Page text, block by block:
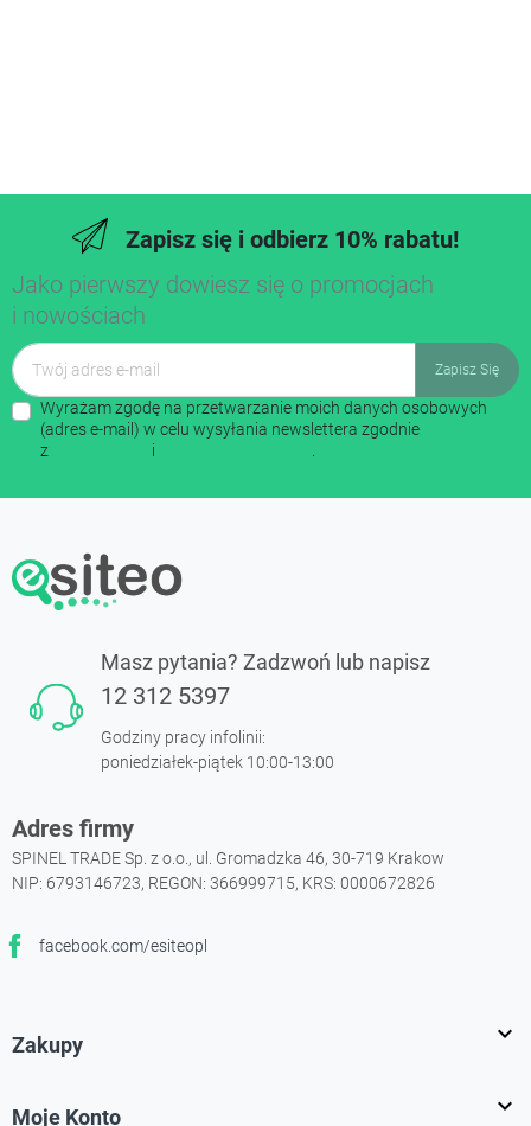
Zapisz się i odbierz 10% rabatu!
Jako pierwszy dowiesz się o promocjach
i nowościach
Wyrażam zgodę na przetwarzanie moich danych osobowych
(adres e-mail) w celu wysyłania newslettera zgodnie
z
i
Masz pytania? Zadzwoń lub napisz
12 312 5397
Godziny pracy infolinii:
poniedziałek-piątek 10:00-13:00
Adres firmy
SPINEL TRADE Sp. z o.o., ul. Gromadzka 46, 30-719 Krakow
NIP: 6793146723, REGON: 366999715, KRS: 0000672826
facebook.com/esiteopl
Facebook
Zakupy 
Moje Konto 